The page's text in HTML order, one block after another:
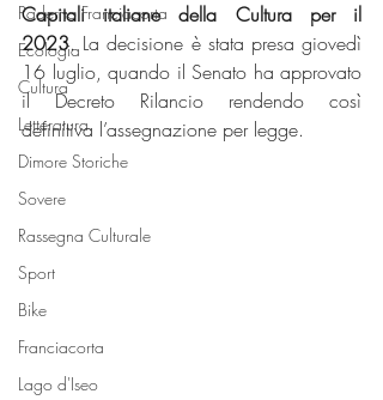
Paderno Franciacorta
Ecologia
Cultura
Letteratura
Dimore Storiche
Sovere
Rassegna Culturale
Sport
Bike
Franciacorta
Lago d'Iseo
Capitali italiane della Cultura per il
2023. La decisione è stata presa giovedì
16 luglio, quando il Senato ha approvato
il Decreto Rilancio rendendo così
definitiva l’assegnazione per legge.